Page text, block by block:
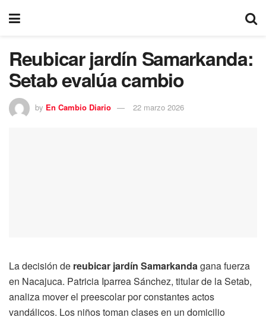
Reubicar jardín Samarkanda:
Setab evalúa cambio
by En Cambio Diario 22 marzo 2026
La decisión de reubicar jardín Samarkandagana fuerza
en Nacajuca. Patricia Iparrea Sánchez, titular de la Setab,
analiza mover el preescolar por constantes actos
vandálicos. Los niños toman clases en un domicilio